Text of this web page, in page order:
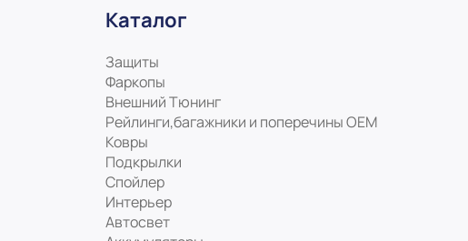
Каталог
Защиты
Фаркопы
Внешний Тюнинг
Рейлинги,багажники и поперечины ОЕМ
Ковры
Подкрылки
Спойлер
Интерьер
Автосвет